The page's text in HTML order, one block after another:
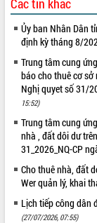
Tháo gỡ những vướng
công tác cải cách thủ
tại Trung tâm Phục vụ
Đắk Lắk: Tôn vinh 46
thi Sáng tạo Kỹ thuật
Đắk Lắk rà soát, điều
về phát triển nuôi
Phó Chủ tịch UBND
Trương Công Thái
Dự án cao tốc Khánh
Thuột
Định vị cà phê Việt
sản sống” trong dòng
Các tin khác
Ủy ban Nhân Dân
định kỳ tháng 8/
Trung tâm cung
báo cho thuê cơ
Nghị quyet số 31/
15:52)
Trung tâm cung
nhà , đất dôi dư
31_2026_NQ-CP
Cho thuê nhà, đất
Wer quản lý, khai
Lịch tiếp công dân
(27/07/2026, 07:55)